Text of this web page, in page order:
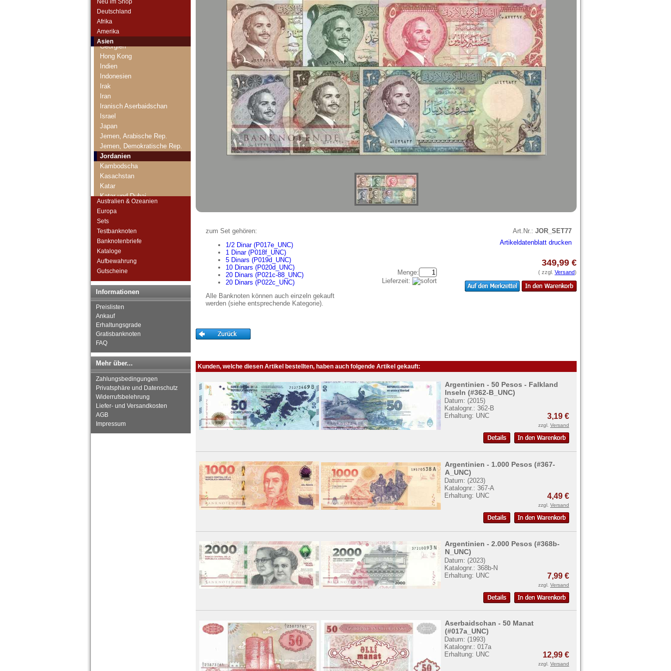
Siehier.
Deutschland
Afrika
Amerika
Asien
Franz. Indochina
Georgien
Hong Kong
Indien
Indonesien
Irak
Iran
Iranisch Aserbaidschan
Israel
Japan
Jemen, Arabische Rep.
Jemen, Demokratische Rep.
Jordanien
Kambodscha
Kasachstan
Katar
Katar und Dubai
Korea (alt)
Macao
Malaysia
Malediven
Mongolei
Myanmar
Nagorny Karabach
Nepal
Niederländisch Indien
Nordkorea
Oman
Pakistan
Philippinen
Portugiesisch Indien
Saudi Arabien
Singapur
Sri Lanka
Straits Settlements
Australien & Ozeanien
Europa
Sets
Testbanknoten
Banknotenbriefe
Kataloge
Aufbewahrung
Gutscheine
Informationen
Preislisten
Ankauf
Erhaltungsgrade
Gratisbanknoten
FAQ
Mehr über...
Zahlungsbedingungen
Privatsphäre und Datenschutz
Widerrufsbelehrung
Liefer- und Versandkosten
AGB
Impressum
zum Set gehören:
1/2 Dinar (P017e_UNC)
1 Dinar (P018f_UNC)
5 Dinars (P019d_UNC)
10 Dinars (P020d_UNC)
20 Dinars (P021c-88_UNC)
20 Dinars (P022c_UNC)
Alle Banknoten können auch einzeln gekauft
werden (siehe entsprechende Kategorie).
Art.Nr.: JOR_SET77
Artikeldatenblatt drucken
Menge:
Lieferzeit:
349,99 €
( zzgl. Versand)
Kunden, welche diesen Artikel bestellten, haben auch folgende Artikel gekauft:
Argentinien - 50 Pesos - Falkland
Inseln (#362-B_UNC)
Datum: (2015)
Katalognr.: 362-B
Erhaltung: UNC
3,19 €
zzgl. Versand
Argentinien - 1.000 Pesos (#367-
A_UNC)
Datum: (2023)
Katalognr.: 367-A
Erhaltung: UNC
4,49 €
zzgl. Versand
Argentinien - 2.000 Pesos (#368b-
N_UNC)
Datum: (2023)
Katalognr.: 368b-N
Erhaltung: UNC
7,99 €
zzgl. Versand
Aserbaidschan - 50 Manat
(#017a_UNC)
Datum: (1993)
Katalognr.: 017a
Erhaltung: UNC
12,99 €
zzgl. Versand